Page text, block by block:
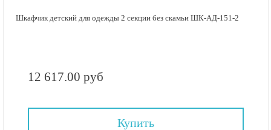
Шкафчик детский для одежды 2 секции без скамьи ШК-АД-151-2
12 617.00 руб
Купить